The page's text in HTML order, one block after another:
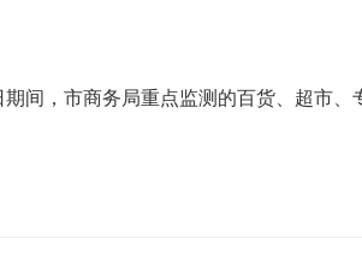
间，市商务局重点监测的百货、超市、